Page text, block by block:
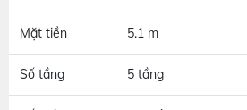
Mặt tiền 5.1 m
Số tầng 5 tầng